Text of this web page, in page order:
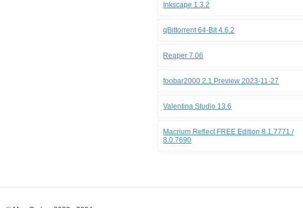
Inkscape 1.3.2
qBittorrent 64-Bit 4.6.2
Reaper 7.06
foobar2000 2.1 Preview 2023-11-27
Valentina Studio 13.6
Macrium Reflect FREE Edition 8.1.7771 /
8.0.7690